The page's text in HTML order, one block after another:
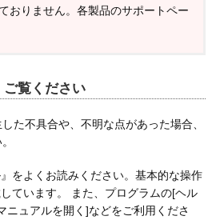
おりません。各製品のサポートペー
覧ください
た不具合や、不明な点があった場合、
をよくお読みください。基本的な操作
ています。 また、プログラムの[ヘル
ニュアルを開く]などをご利用くださ